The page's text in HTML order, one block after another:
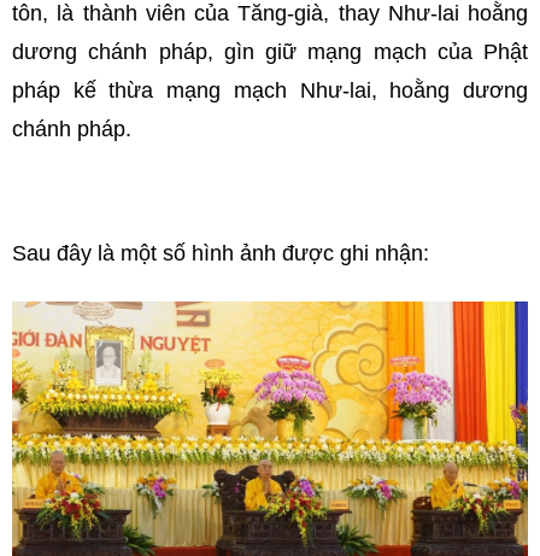
tôn, là thành viên của Tăng-già, thay Như-lai hoằng
dương chánh pháp, gìn giữ mạng mạch của Phật
pháp kế thừa mạng mạch Như-lai, hoằng dương
chánh pháp.
Sau đây là một số hình ảnh được ghi nhận: